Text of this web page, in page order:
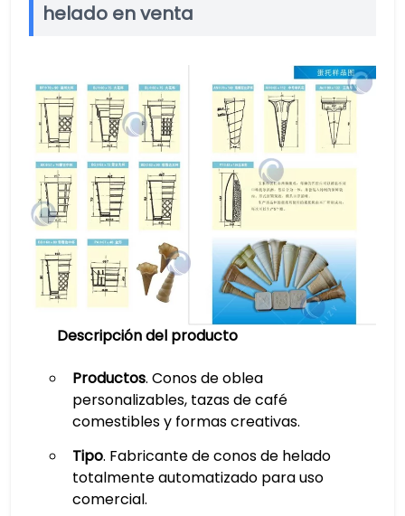
helado en venta
Descripción del producto
Productos. Conos de oblea
personalizables, tazas de café
comestibles y formas creativas.
Tipo. Fabricante de conos de helado
totalmente automatizado para uso
comercial.